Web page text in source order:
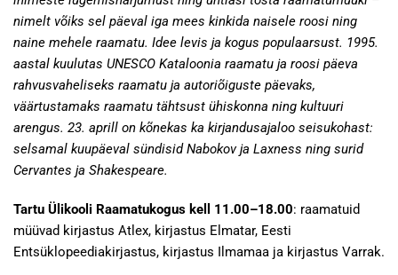
nimelt võiks sel päeval iga mees kinkida naisele roosi ning
naine mehele raamatu. Idee levis ja kogus populaarsust. 1995.
aastal kuulutas UNESCO Kataloonia raamatu ja roosi päeva
rahvusvaheliseks raamatu ja autoriõiguste päevaks,
väärtustamaks raamatu tähtsust ühiskonna ning kultuuri
arengus. 23. aprill on kõnekas ka kirjandusajaloo seisukohast:
selsamal kuupäeval sündisid Nabokov ja Laxness ning surid
Cervantes ja Shakespeare.
Tartu Ülikooli Raamatukogus kell 11.00–18.00: raamatuid
müüvad kirjastus Atlex, kirjastus Elmatar, Eesti
Entsüklopeediakirjastus, kirjastus Ilmamaa ja kirjastus Varrak.